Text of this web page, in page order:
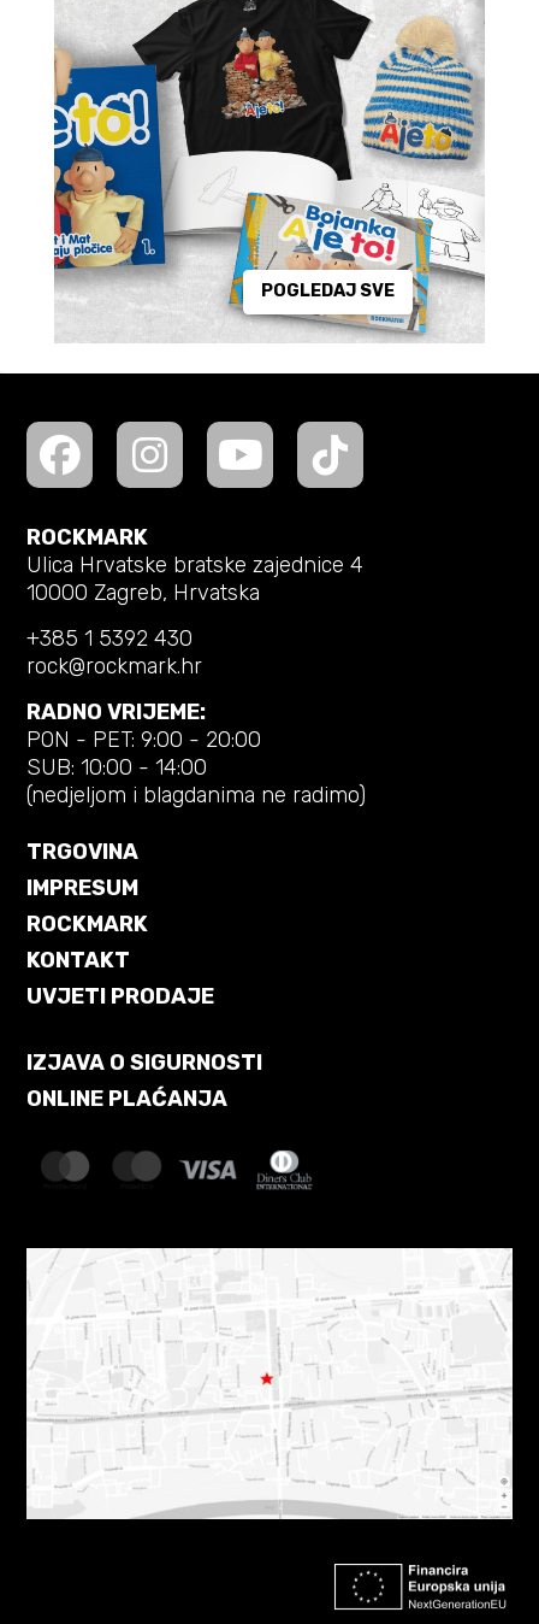
POGLEDAJ SVE
ROCKMARK
Ulica Hrvatske bratske zajednice 4
10000 Zagreb, Hrvatska
+385 1 5392 430
rock@rockmark.hr
RADNO VRIJEME:
PON - PET: 9:00 - 20:00
SUB: 10:00 - 14:00
(nedjeljom i blagdanima ne radimo)
TRGOVINA
IMPRESUM
ROCKMARK
KONTAKT
UVJETI PRODAJE
IZJAVA O SIGURNOSTI
ONLINE PLAĆANJA